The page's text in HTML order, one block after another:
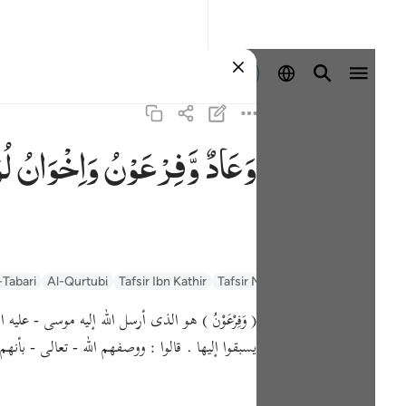
Masuk
وَعَادٌوَّفِرْعَوْنُوَاِخْوَانُ
Al-Qurtubi Tafsir Ibn Kathir Tafsir Muyassar
( وَفِرْعَوْنُ ) هو الذى أرسل الله إليه موسى - عليه
يسبقوا إليها . قالوا : ووصفهم الله - تعالى -